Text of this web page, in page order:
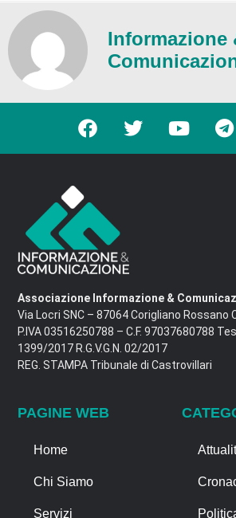
Informazione
Associazione Informazione &
Via Locri SNC – 87064 Corigliano Rossano
P.IVA 03516250788 – C.F. 97037680788
1399/2017 R.G.V.G.N. 02/2017
REG. STAMPA Tribunale di Castrovillari
PAGINE WEB
Home
Chi Siamo
Servizi